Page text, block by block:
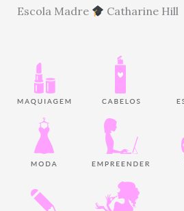
Escola Madre
Catharine Hill